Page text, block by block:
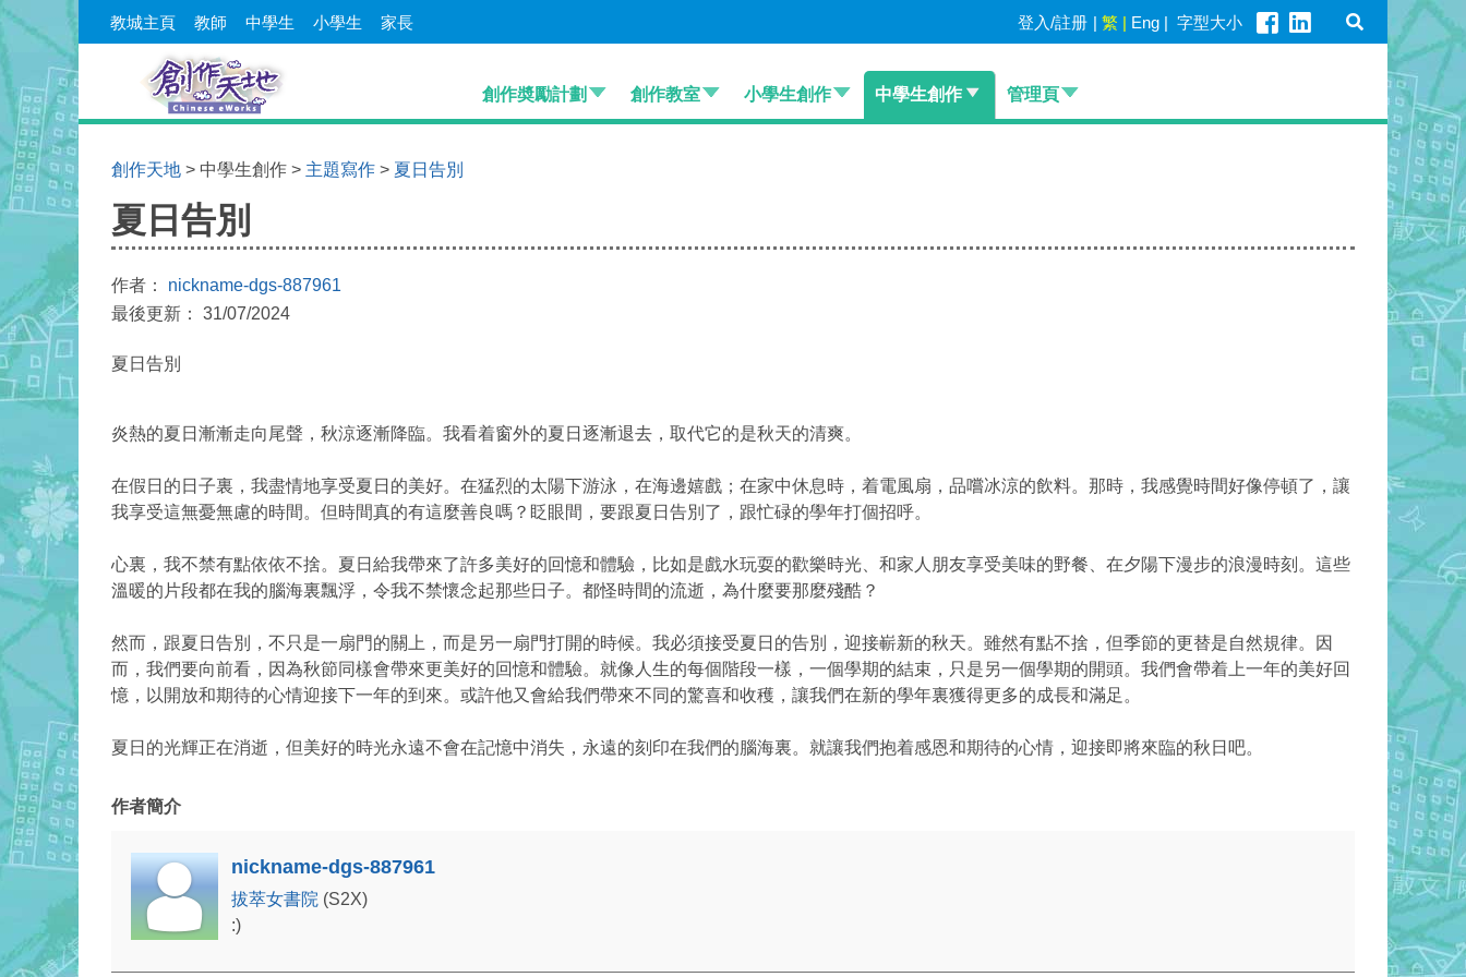
教城主頁 教師 中學生 小學生 家長 登入/註册 | 繁 | Eng | 字型大小
創作奬勵計劃 創作教室 小學生創作 中學生創作 管理頁
創作天地 > 中學生創作 > 主題寫作 > 夏日告別
夏日告別
作者： nickname-dgs-887961
最後更新： 31/07/2024
夏日告別
炎熱的夏日漸漸走向尾聲，秋涼逐漸降臨。我看着窗外的夏日逐漸退去，取代它的是秋天的清爽。
在假日的日子裏，我盡情地享受夏日的美好。在猛烈的太陽下游泳，在海邊嬉戲；在家中休息時，着電風扇，品嚐冰涼的飲料。那時，我感覺時間好像停頓了，讓
我享受這無憂無慮的時間。但時間真的有這麼善良嗎？眨眼間，要跟夏日告別了，跟忙碌的學年打個招呼。
心裏，我不禁有點依依不捨。夏日給我帶來了許多美好的回憶和體驗，比如是戲水玩耍的歡樂時光、和家人朋友享受美味的野餐、在夕陽下漫步的浪漫時刻。這些
溫暖的片段都在我的腦海裏飄浮，令我不禁懷念起那些日子。都怪時間的流逝，為什麼要那麼殘酷？
然而，跟夏日告別，不只是一扇門的關上，而是另一扇門打開的時候。我必須接受夏日的告別，迎接嶄新的秋天。雖然有點不捨，但季節的更替是自然規律。因
而，我們要向前看，因為秋節同樣會帶來更美好的回憶和體驗。就像人生的每個階段一樣，一個學期的結束，只是另一個學期的開頭。我們會帶着上一年的美好回
憶，以開放和期待的心情迎接下一年的到來。或許他又會給我們帶來不同的驚喜和收穫，讓我們在新的學年裏獲得更多的成長和滿足。
夏日的光輝正在消逝，但美好的時光永遠不會在記憶中消失，永遠的刻印在我們的腦海裏。就讓我們抱着感恩和期待的心情，迎接即將來臨的秋日吧。
作者簡介
nickname-dgs-887961
拔萃女書院 (S2X)
:)